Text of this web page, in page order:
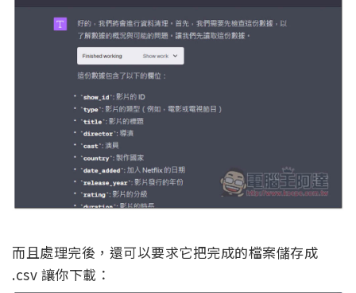
而且處理完後，還可以要求它把完成的檔案儲存成
.csv 讓你下載：